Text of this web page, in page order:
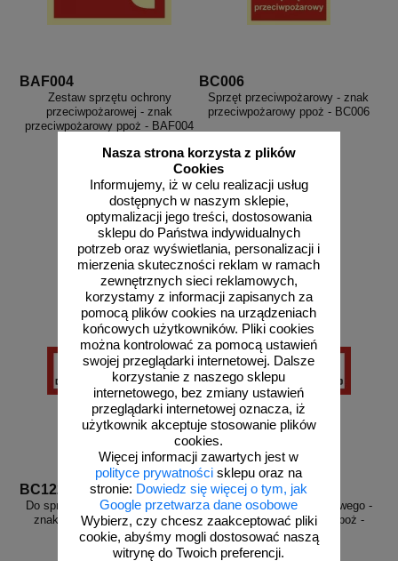
Nasza strona korzysta z plików
Cookies
Informujemy, iż w celu realizacji usług
dostępnych w naszym sklepie,
optymalizacji jego treści, dostosowania
sklepu do Państwa indywidualnych
potrzeb oraz wyświetlania, personalizacji i
mierzenia skuteczności reklam w ramach
zewnętrznych sieci reklamowych,
korzystamy z informacji zapisanych za
pomocą plików cookies na urządzeniach
końcowych użytkowników. Pliki cookies
można kontrolować za pomocą ustawień
swojej przeglądarki internetowej. Dalsze
korzystanie z naszego sklepu
internetowego, bez zmiany ustawień
przeglądarki internetowej oznacza, iż
użytkownik akceptuje stosowanie plików
cookies.
Więcej informacji zawartych jest w
polityce prywatności sklepu oraz na
stronie: Dowiedz się więcej o tym, jak
Google przetwarza dane osobowe
Wybierz, czy chcesz zaakceptować pliki
cookie, abyśmy mogli dostosować naszą
witrynę do Twoich preferencji.
BAF004
Zestaw sprzętu ochrony
przeciwpożarowej - znak
przeciwpożarowy ppoż - BAF004
od 1,93 zł
1,57 zł netto
do koszyka
BC006
Sprzęt przeciwpożarowy - znak
przeciwpożarowy ppoż - BC006
od 2,73 zł
2,22 zł netto
do koszyka
BC122L
Do sprzętu przeciwpożarowego -
znak przeciwpożarowy ppoż -
BC122L
BC122P
Do sprzętu przeciwpożarowego -
znak przeciwpożarowy ppoż -
BC122P